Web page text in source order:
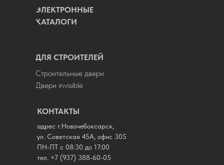
ДЛЯ СТРОИТЕЛЕЙ
Строительные двери
Двери invisible
КОНТАКТЫ
адрес г.Новочебоксарск,
ул. Советская 45А, офис 305
ПН-ПТ с 08:30 до 17:00
тел. +7 (937) 388-60-05
ЭЛЕКТРОННЫЕ
КАТАЛОГИ